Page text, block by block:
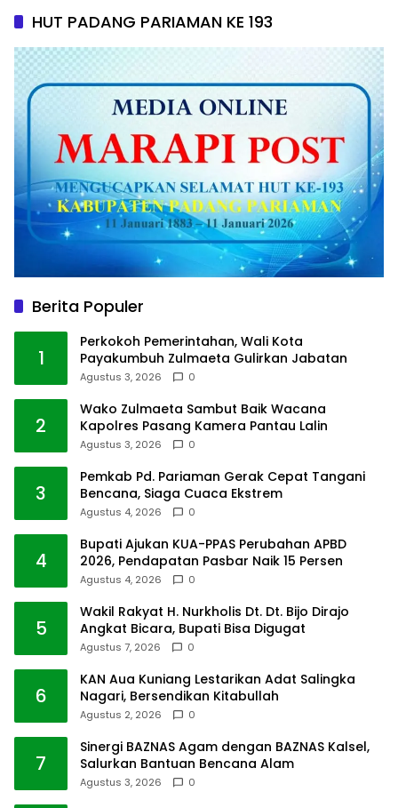
HUT PADANG PARIAMAN KE 193
Berita Populer
1
Perkokoh Pemerintahan, Wali Kota
Payakumbuh Zulmaeta Gulirkan Jabatan
Agustus 3, 2026 0
2
Wako Zulmaeta Sambut Baik Wacana
Kapolres Pasang Kamera Pantau Lalin
Agustus 3, 2026 0
3
Pemkab Pd. Pariaman Gerak Cepat Tangani
Bencana, Siaga Cuaca Ekstrem
Agustus 4, 2026 0
4
Bupati Ajukan KUA-PPAS Perubahan APBD
2026, Pendapatan Pasbar Naik 15 Persen
Agustus 4, 2026 0
5
Wakil Rakyat H. Nurkholis Dt. Dt. Bijo Dirajo
Angkat Bicara, Bupati Bisa Digugat
Agustus 7, 2026 0
6
KAN Aua Kuniang Lestarikan Adat Salingka
Nagari, Bersendikan Kitabullah
Agustus 2, 2026 0
7
Sinergi BAZNAS Agam dengan BAZNAS Kalsel,
Salurkan Bantuan Bencana Alam
Agustus 3, 2026 0